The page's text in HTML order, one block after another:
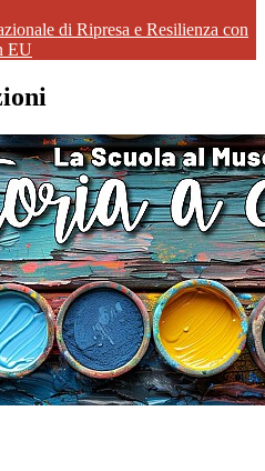
di Ripresa e Resilienza con
EU